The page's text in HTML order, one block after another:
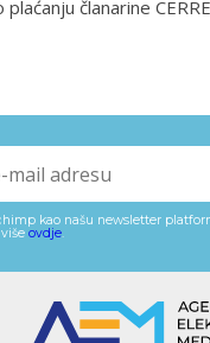
članarine CERRE
kao našu newsletter
ovdje.